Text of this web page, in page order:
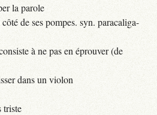
la parole
de ses pompes. syn. paracaliga-
à ne pas en éprouver (de
dans un violon
triste